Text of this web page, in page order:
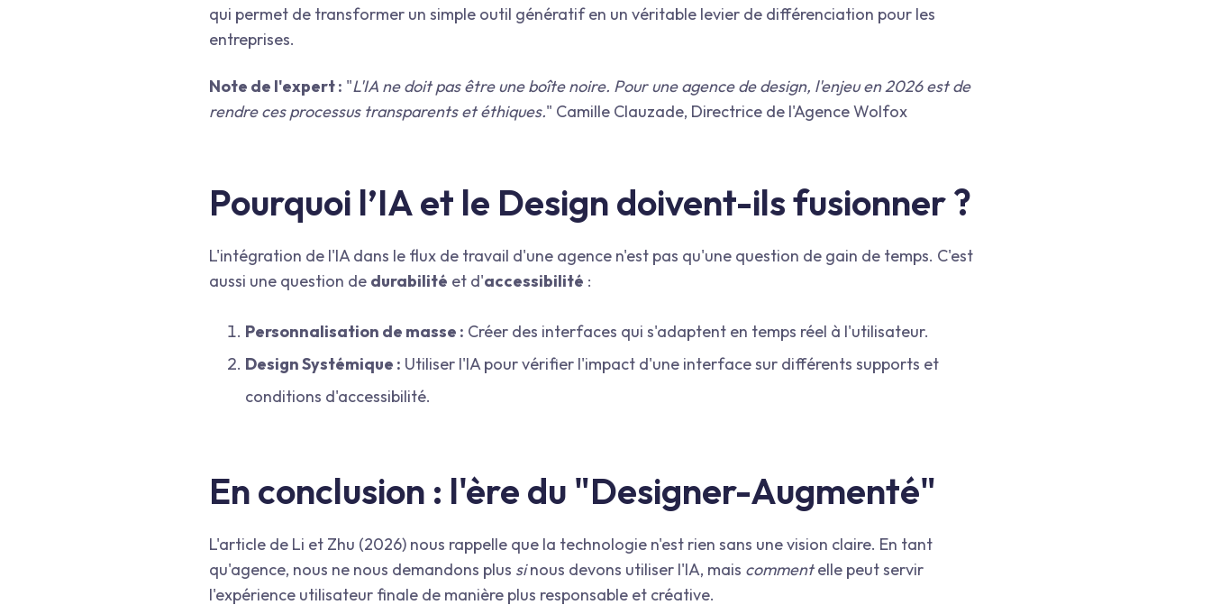
qui permet de transformer un simple outil génératif en un véritable levier de différenciation pour les
entreprises.
Note de l'expert : "L'IA ne doit pas être une boîte noire. Pour une agence de design, l'enjeu en 2026 est de
rendre ces processus transparents et éthiques." Camille Clauzade, Directrice de l'Agence Wolfox
Pourquoi l’IA et le Design doivent-ils fusionner ?
L'intégration de l'IA dans le flux de travail d'une agence n'est pas qu'une question de gain de temps. C'est
aussi une question de durabilité et d'accessibilité :
Personnalisation de masse : Créer des interfaces qui s'adaptent en temps réel à l'utilisateur.
Design Systémique : Utiliser l'IA pour vérifier l'impact d'une interface sur différents supports et
conditions d'accessibilité.
En conclusion : l'ère du "Designer-Augmenté"
L'article de Li et Zhu (2026) nous rappelle que la technologie n'est rien sans une vision claire. En tant
qu'agence, nous ne nous demandons plus sinous devons utiliser l'IA, mais commentelle peut servir
l'expérience utilisateur finale de manière plus responsable et créative.